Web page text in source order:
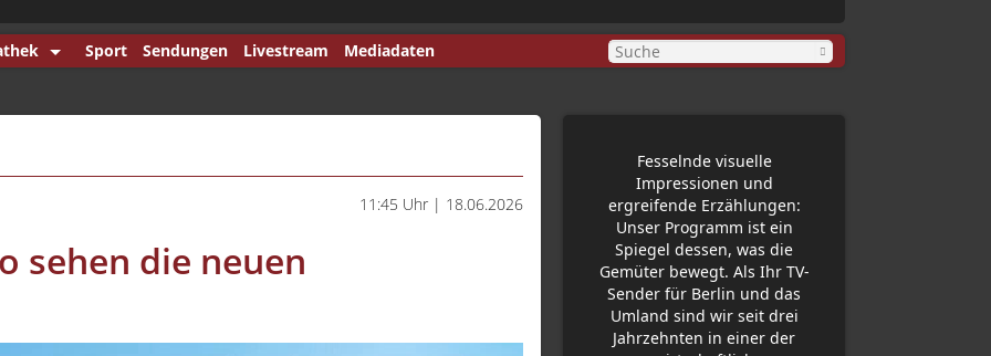
Mittelstand
& König
Sport Sendungen Livestream
Mediadaten
11:45 Uhr | 18.06.2026
sehen die neuen
Fesselnde visuelle
Impressionen und
ergreifende Erzählungen:
Unser Programm ist ein
Spiegel dessen, was die
Gemüter bewegt. Als Ihr TV-
Sender für Berlin und das
Umland sind wir seit drei
Jahrzehnten in einer der